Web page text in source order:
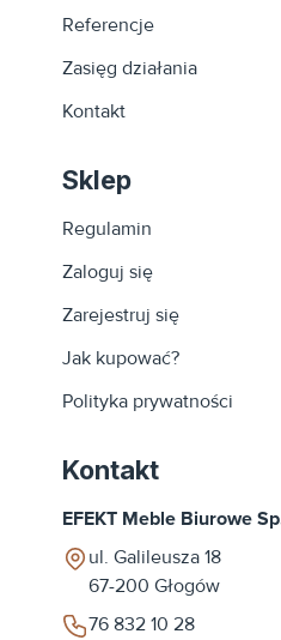
Referencje
Zasięg działania
Kontakt
Sklep
Regulamin
Zaloguj się
Zarejestruj się
Jak kupować?
Polityka prywatności
Kontakt
EFEKT Meble Biurowe
ul. Galileusza 18
67-200 Głogów
76 832 10 28